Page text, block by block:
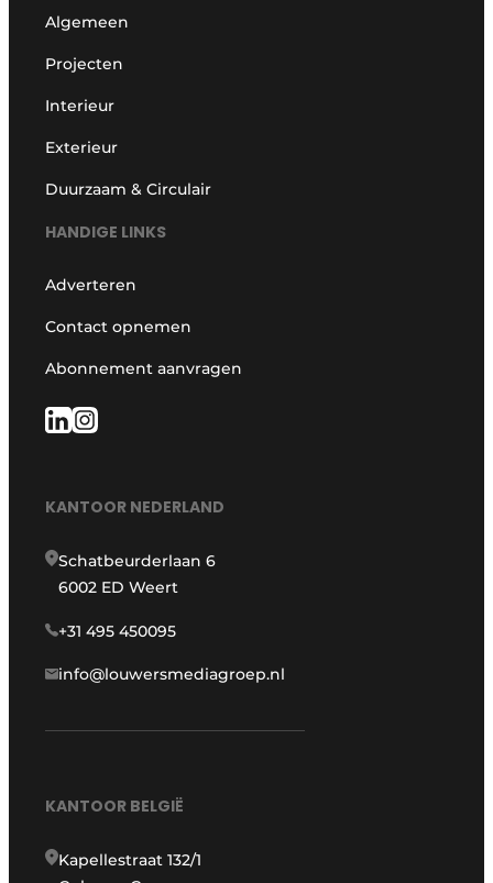
Algemeen
Projecten
Interieur
Exterieur
Duurzaam & Circulair
HANDIGE LINKS
Adverteren
Contact opnemen
Abonnement aanvragen
KANTOOR NEDERLAND
Schatbeurderlaan 6
6002 ED Weert
+31 495 450095
info@louwersmediagroep.nl
KANTOOR BELGIË
Kapellestraat 132/1